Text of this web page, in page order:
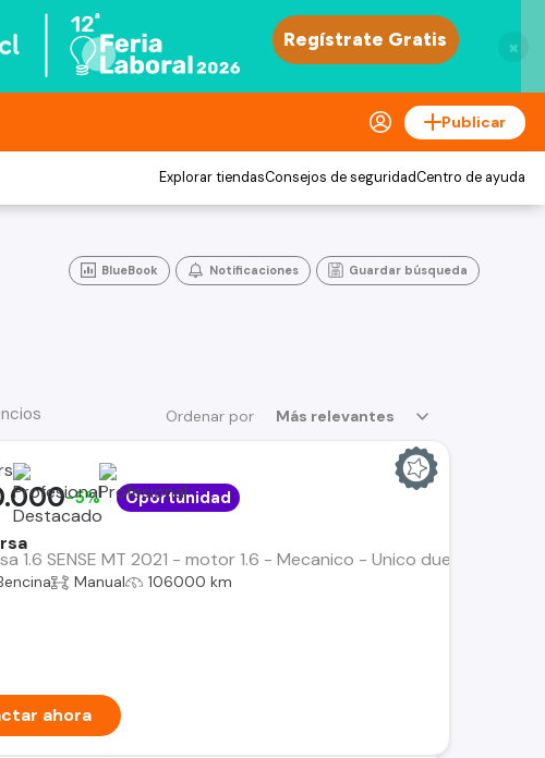
×
Publicar
Explorar tiendasConsejos de seguridadCentro de ayuda
BlueBook Notificaciones Guardar búsqueda
Ordenar por Más relevantes
1.6 SENSE MT 2021 - motor 1.6 - Mecanico - Unico dueno -
-5% Oportunidad
Manual 106000 km
ahora